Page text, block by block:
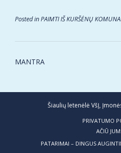
Posted inPAIMTI IŠ KURŠĖNŲ
Post
MANTRA
Šiaulių letenėlė VšĮ,
PRIVATUMO
AČIŪ
PATARIMAI – DINGUS